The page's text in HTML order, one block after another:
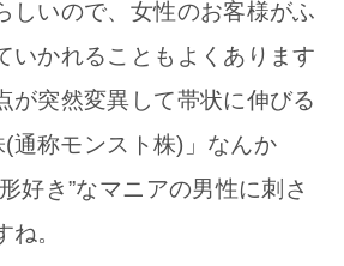
しいので、女性のお客様がふ
いかれることもよくあります
が突然変異して帯状に伸びる
(通称モンスト株)」なんか
好き”なマニアの男性に刺さ
。